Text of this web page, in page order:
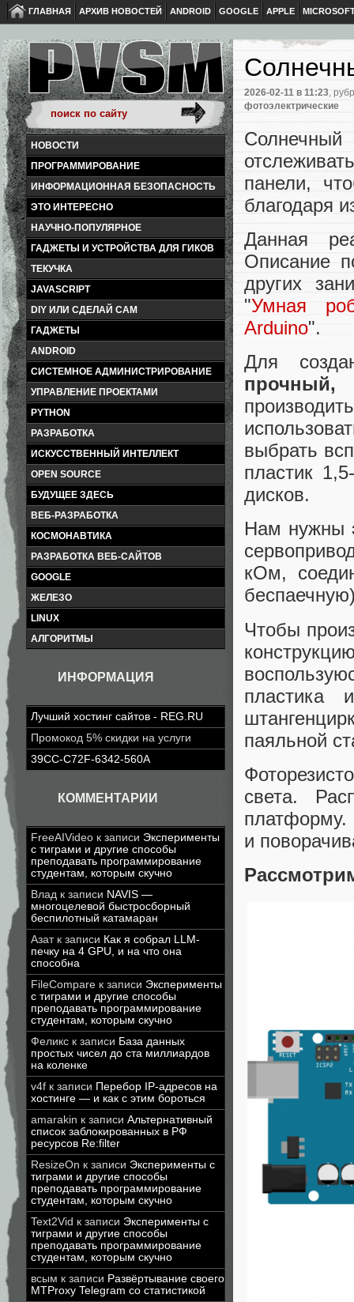
ГЛАВНАЯ АРХИВ НОВОСТЕЙ ANDROID GOOGLE APPLE
НОВОСТИ
ПРОГРАММИРОВАНИЕ
ИНФОРМАЦИОННАЯ БЕЗОПАСНОСТЬ
ЭТО ИНТЕРЕСНО
НАУЧНО-ПОПУЛЯРНОЕ
ГАДЖЕТЫ И УСТРОЙСТВА ДЛЯ ГИКОВ
ТЕКУЧКА
JAVASCRIPT
DIY ИЛИ СДЕЛАЙ САМ
ГАДЖЕТЫ
ANDROID
СИСТЕМНОЕ АДМИНИСТРИРОВАНИЕ
УПРАВЛЕНИЕ ПРОЕКТАМИ
PYTHON
РАЗРАБОТКА
ИСКУССТВЕННЫЙ ИНТЕЛЛЕКТ
OPEN SOURCE
БУДУЩЕЕ ЗДЕСЬ
ВЕБ-РАЗРАБОТКА
КОСМОНАВТИКА
РАЗРАБОТКА ВЕБ-САЙТОВ
GOOGLE
ЖЕЛЕЗО
LINUX
АЛГОРИТМЫ
ИНФОРМАЦИЯ
Лучший хостинг сайтов - REG.RU
Промокод 5% скидки на услуги
39CC-C72F-6342-560A
КОММЕНТАРИИ
FreeAIVideo к записи Эксперименты
с тиграми и другие способы
преподавать программирование
студентам, которым скучно
Влад к записи NAVIS —
многоцелевой быстросборный
беспилотный катамаран
Азатк записи Как я собрал LLM-
печку на 4 GPU, и на что она
способна
FileCompare к записи Эксперименты
с тиграми и другие способы
преподавать программирование
студентам, которым скучно
Феликс к записи База данных
простых чисел до ста миллиардов
на коленке
v4f к записи Перебор IP-адресов на
хостинге — и как с этим бороться
amarakin к записи Альтернативный
список заблокированных в РФ
ресурсов Re:filter
ResizeOn к записи Эксперименты с
тиграми и другие способы
преподавать программирование
студентам, которым скучно
Text2Vid к записи Эксперименты с
тиграми и другие способы
преподавать программирование
студентам, которым скучно
всым к записи Развёртывание своего
MTProxy Telegram со статистикой
2026-02-11 в 11:23,
фотоэлектрические
панели,
благодаря
Данная
Описание
других
"Умная
Arduino".
Для
прочный,
выбрать
пластик
дисков.
Нам нужны
кОм,
Чтобы
пластика
паяльной
света.
платформу.
и